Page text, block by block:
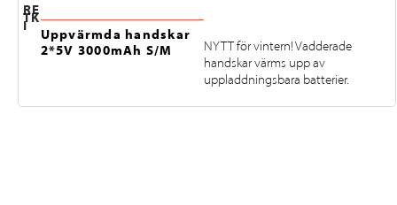
RE
TK
I
Uppvärmda handskar
2*5V 3000mAh S/M
NYTT för vintern! Vadderade
handskar värms upp av
uppladdningsbara batterier.